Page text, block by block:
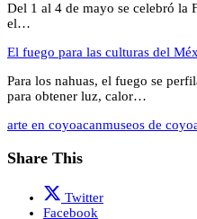
Del 1 al 4 de mayo se celebró la
el…
El fuego para las culturas del
Para los nahuas, el fuego se
para obtener luz, calor…
arte en coyoacanmuseos de
Share This
Twitter
Facebook